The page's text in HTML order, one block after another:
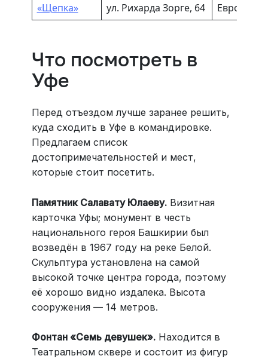
«Щепка» ул. Рихарда Зорге, 64
Что посмотреть в
Уфе
Перед отъездом лучше заранее решить,
куда сходить в Уфе в командировке.
Предлагаем список
достопримечательностей и мест,
которые стоит посетить.
Памятник Салавату Юлаеву.Визитная
карточка Уфы; монумент в честь
национального героя Башкирии был
возведён в 1967 году на реке Белой.
Скульптура установлена на самой
высокой точке центра города, поэтому
её хорошо видно издалека. Высота
сооружения — 14 метров.
Фонтан «Семь девушек».Находится в
Театральном сквере и состоит из фигур